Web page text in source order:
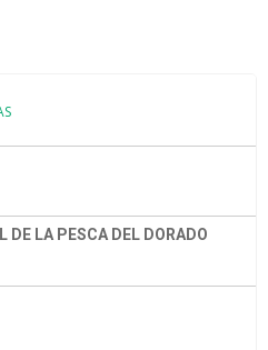
DE LA PESCA DEL DORADO